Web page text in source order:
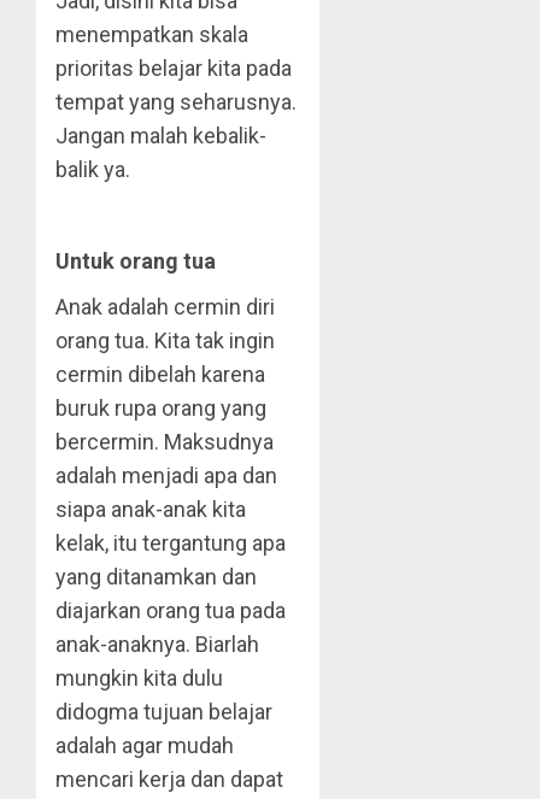
menempatkan skala
prioritas belajar kita pada
tempat yang seharusnya.
Jangan malah kebalik-
balik ya.
Untuk orang tua
Anak adalah cermin diri
orang tua. Kita tak ingin
cermin dibelah karena
buruk rupa orang yang
bercermin. Maksudnya
adalah menjadi apa dan
siapa anak-anak kita
kelak, itu tergantung apa
yang ditanamkan dan
diajarkan orang tua pada
anak-anaknya. Biarlah
mungkin kita dulu
didogma tujuan belajar
adalah agar mudah
mencari kerja dan dapat